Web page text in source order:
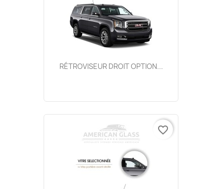
RÉTROVISEUR DROIT OPTION...
favorite_border